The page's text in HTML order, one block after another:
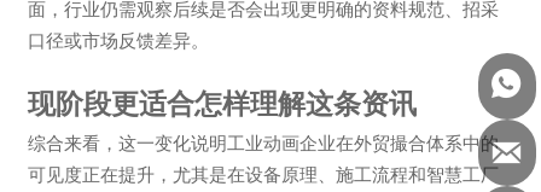
面，行业仍需观察后续是否会出现更明确的资料规范、招采
口径或市场反馈差异。
现阶段更适合怎样理解这条资讯
综合来看，这一变化说明工业动画企业在外贸撮合体系中的
可见度正在提升，尤其是在设备原理、施工流程和智慧工厂

